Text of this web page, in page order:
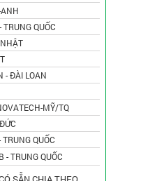
TRUNG QUỐC
- ĐÀI LOAN
MỸ/TQ
TRUNG QUỐC
- TRUNG QUỐC